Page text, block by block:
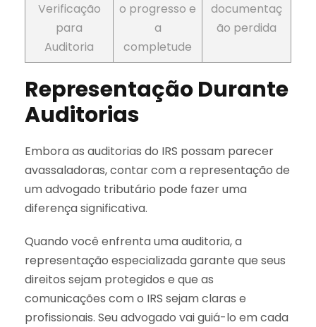
Verificação
para
Auditoria
o progresso e
a
completude
documentaç
ão perdida
Representação Durante
Auditorias
Embora as auditorias do IRS possam parecer
avassaladoras, contar com a representação de
um advogado tributário pode fazer uma
diferença significativa.
Quando você enfrenta uma auditoria, a
representação especializada garante que seus
direitos sejam protegidos e que as
comunicações com o IRS sejam claras e
profissionais. Seu advogado vai guiá-lo em cada